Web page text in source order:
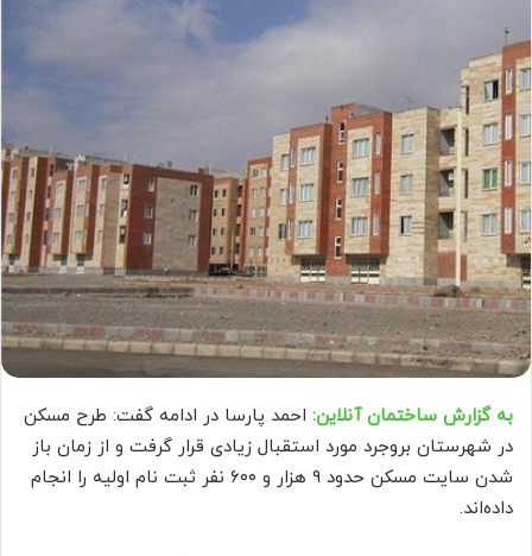
به گزارش ساختمان آنلاین: احمد پارسا در ادامه گفت: طرح مسکن
در شهرستان بروجرد مورد استقبال زیادی قرار گرفت و از زمان باز
شدن سایت مسکن حدود ۹ هزار و ۶۰۰ نفر ثبت نام اولیه را انجام
داده‌اند.